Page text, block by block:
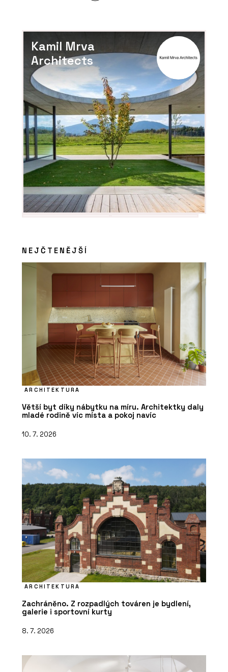
Program JAVORINA PRO - BeOak by
PRODUKTY
Modulární úložné systémy LINK -
BeOak by Javorina
Kamil Mrva
Architects
NEJČTENĚJŠÍ
ARCHITEKTURA
Větší byt díky nábytku na míru. Architektky daly
mladé rodině víc místa a pokoj navíc
10. 7. 2026
ARCHITEKTURA
Zachráněno. Z rozpadlých továren je bydlení,
galerie i sportovní kurty
8. 7. 2026